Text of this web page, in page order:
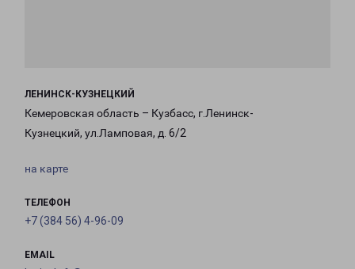
ЛЕНИНСК-КУЗНЕЦКИЙ
Кемеровская область – Кузбасс, г.Ленинск-
Кузнецкий, ул.Ламповая, д. 6/2
на карте
ТЕЛЕФОН
+7 (384 56) 4-96-09
EMAIL